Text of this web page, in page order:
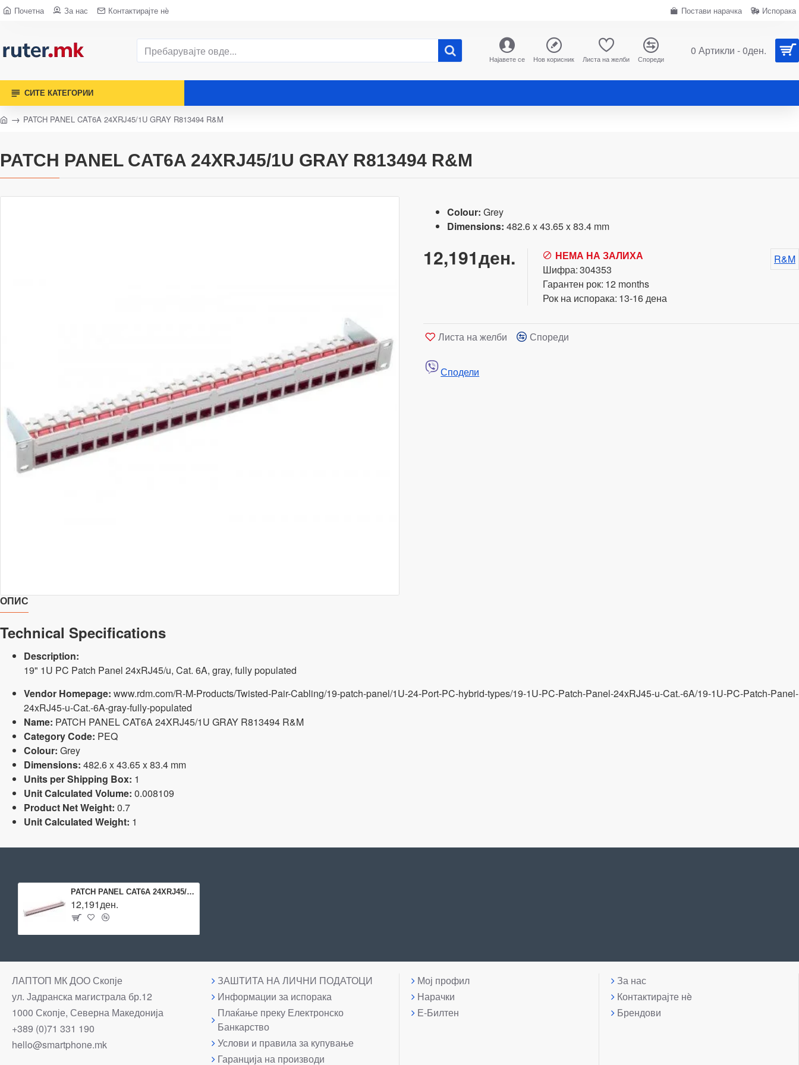
Почетна За нас Контактирајте нè Постави нарачка Испорака
Најавете се Нов корисник Листа на желби Спореди
0 Артикли - 0ден.
СИТЕ КАТЕГОРИИ
PATCH PANEL CAT6A 24XRJ45/1U GRAY R813494 R&M
PATCH PANEL CAT6A 24XRJ45/1U GRAY R813494 R&M
Colour: Grey
Dimensions: 482.6 x 43.65 x 83.4 mm
12,191ден.
НЕМА НА ЗАЛИХА
Шифра:304353
Гарантен рок: 12 months
Рок на испорака: 13-16 дена
R&M
Листа на желби Спореди
Сподели
ОПИС
Technical Specifications
Description:
19" 1U PC Patch Panel 24xRJ45/u, Cat. 6A, gray, fully populated
Vendor Homepage: www.rdm.com/R-M-Products/Twisted-Pair-Cabling/19-patch-panel/1U-24-Port-PC-hybrid-types/19-1U-PC-Patch-Panel-24xRJ45-u-Cat.-6A/19-1U-PC-Patch-Panel-
24xRJ45-u-Cat.-6A-gray-fully-populated
Name: PATCH PANEL CAT6A 24XRJ45/1U GRAY R813494 R&M
Category Code: PEQ
Colour: Grey
Dimensions: 482.6 x 43.65 x 83.4 mm
Units per Shipping Box: 1
Unit Calculated Volume: 0.008109
Product Net Weight: 0.7
Unit Calculated Weight: 1
PATCH PANEL CAT6A 24XRJ45/1U GRAY R813494 R&M
12,191ден.
ЛАПТОП МК ДОО Скопје
ул. Јадранска магистрала бр.12
1000 Скопје, Северна Македонија
+389 (0)71 331 190
hello@smartphone.mk
ЗАШТИТА НА ЛИЧНИ ПОДАТОЦИ
Информации за испорака
Плаќање преку Електронско
Банкарство
Услови и правила за купување
Гаранција на производи
Мој профил
Нарачки
Е-Билтен
За нас
Контактирајте нè
Брендови